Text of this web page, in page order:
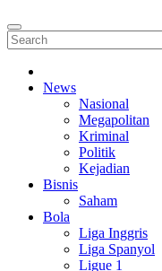
News
Nasional
Megapolitan
Kriminal
Politik
Kejadian
Bisnis
Saham
Bola
Liga Inggris
Liga Spanyol
Ligue 1